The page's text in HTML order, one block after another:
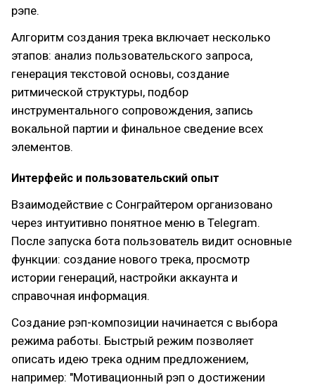
рэпе.
Алгоритм создания трека включает несколько
этапов: анализ пользовательского запроса,
генерация текстовой основы, создание
ритмической структуры, подбор
инструментального сопровождения, запись
вокальной партии и финальное сведение всех
элементов.
Интерфейс и пользовательский опыт
Взаимодействие с Сонграйтером организовано
через интуитивно понятное меню в Telegram.
После запуска бота пользователь видит основные
функции: создание нового трека, просмотр
истории генераций, настройки аккаунта и
справочная информация.
Создание рэп-композиции начинается с выбора
режима работы. Быстрый режим позволяет
описать идею трека одним предложением,
например: "Мотивационный рэп о достижении